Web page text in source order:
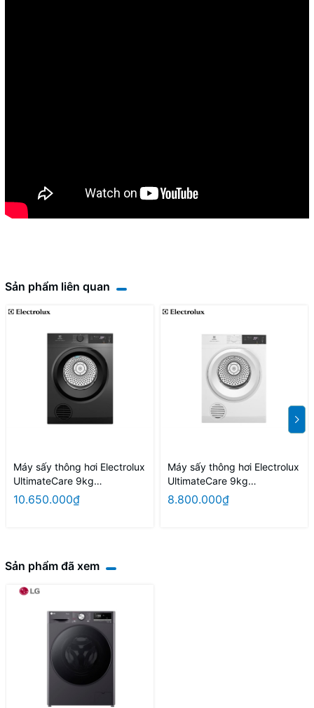
Sản phẩm liên quan
Máy sấy thông hơi Electrolux
UltimateCare 9kg
EDS904N3SC
10.650.000₫
Máy sấy thông hơi Electrolux
UltimateCare 9kg
EDV904H3WC
8.800.000₫
Sản phẩm đã xem